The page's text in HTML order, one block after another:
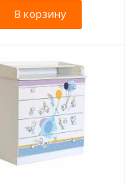
В корзину